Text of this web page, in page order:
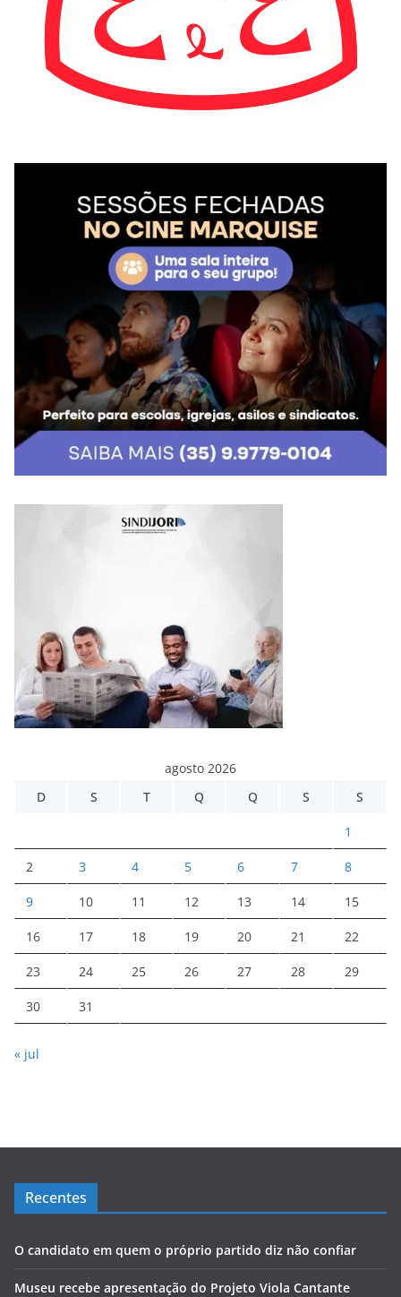
agosto 2026
D
S T Q Q S S
1
2 3 4 5 6 7 8
9 10 11 12 13 14 15
16 17 18 19 20 21 22
23 24 25 26 27 28 29
30 31
« jul
Recentes
O candidato em quem o próprio partido diz não confiar
Museu recebe apresentação do Projeto Viola Cantante